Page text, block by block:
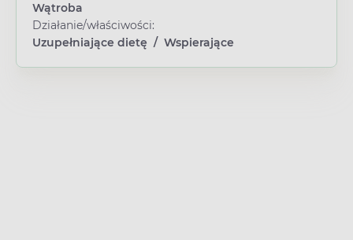
Wątroba
Działanie/właściwości:
Uzupełniające dietę / Wspierające